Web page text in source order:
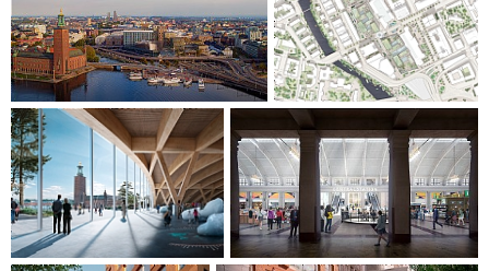
städtisches Leben. Die Gebäude, die sich an der Bahnlinie
und dem Klara-See orientieren, sind so platziert, dass sie
eine weite Sicht über das Gebiet ermöglichen. Sie sind
deutlich lesbar und fügen sich bescheiden in ihren
historischen Kontext ein. Die Putz- und Steinfassaden
nehmen die Farben der umliegenden Stadt auf.
EIN WEGWEISER IN DIE ZUKUNFT
Der neue Stadtteil Centralstaden zeichnet sich durch einen
Fokus auf Nachhaltigkeit und Klimawandel aus. Dies gilt